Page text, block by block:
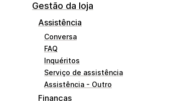
Gestão da loja
Assistência
Conversa
FAQ
Inquéritos
Serviço de assistência
Assistência - Outro
Finanças